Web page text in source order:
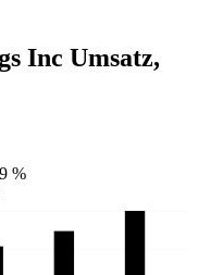
%
Inc Umsatz,